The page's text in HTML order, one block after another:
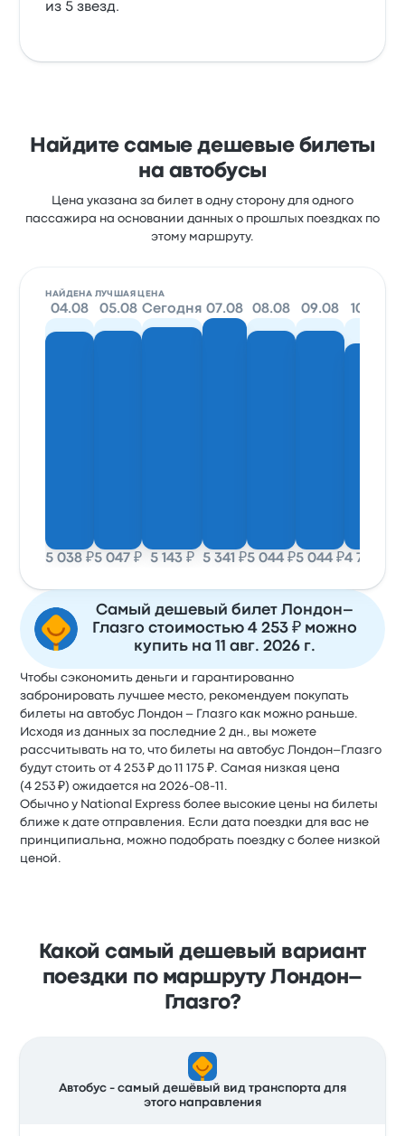
из 5 звезд.
Найдите самые дешевые билеты
на автобусы
Цена указана за билет в одну сторону для одного
пассажира на основании данных о прошлых поездках по
этому маршруту.
НАЙДЕНА ЛУЧШАЯ ЦЕНА
04.08
5 038 ₽
05.08
5 047 ₽
Сегодня
5 143 ₽
07.08
5 341 ₽
08.08
5 044 ₽
09.08
5 044 ₽
10.08
4 747 ₽
Самый дешевый билет Лондон–
Глазго стоимостью 4 253 ₽ можно
купить на 11 авг. 2026 г.
Чтобы сэкономить деньги и гарантированно
забронировать лучшее место, рекомендуем покупать
билеты на автобус Лондон – Глазго как можно раньше.
Исходя из данных за последние 2 дн., вы можете
рассчитывать на то, что билеты на автобус Лондон–Глазго
будут стоить от 4 253 ₽ до 11 175 ₽. Самая низкая цена
(4 253 ₽) ожидается на 2026-08-11.
Обычно у National Express более высокие цены на билеты
ближе к дате отправления. Если дата поездки для вас не
принципиальна, можно подобрать поездку с более низкой
ценой.
Какой самый дешевый вариант
поездки по маршруту Лондон–
Глазго?
Автобус - самый дешёвый вид транспорта для
этого направления